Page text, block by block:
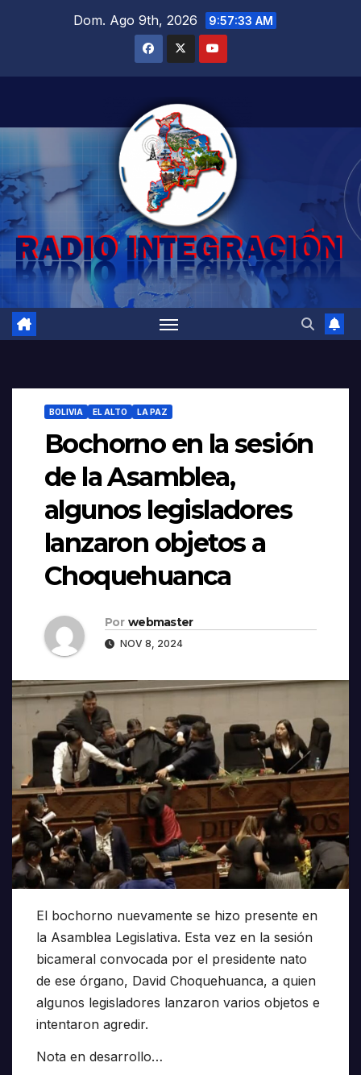
Dom. Ago 9th, 2026 9:57:34 AM
BOLIVIA EL ALTO LA PAZ
Bochorno en la sesión
de la Asamblea,
algunos legisladores
lanzaron objetos a
Choquehuanca
Por webmaster
NOV 8, 2024
El bochorno nuevamente se hizo presente en
la Asamblea Legislativa. Esta vez en la sesión
bicameral convocada por el presidente nato
de ese órgano, David Choquehuanca, a quien
algunos legisladores lanzaron varios objetos e
intentaron agredir.
Nota en desarrollo…